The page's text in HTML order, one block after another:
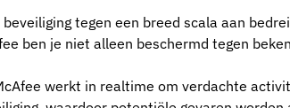
tegen een breed scala aan
ben je niet alleen beschermd tegen
werkt in realtime om verdachte